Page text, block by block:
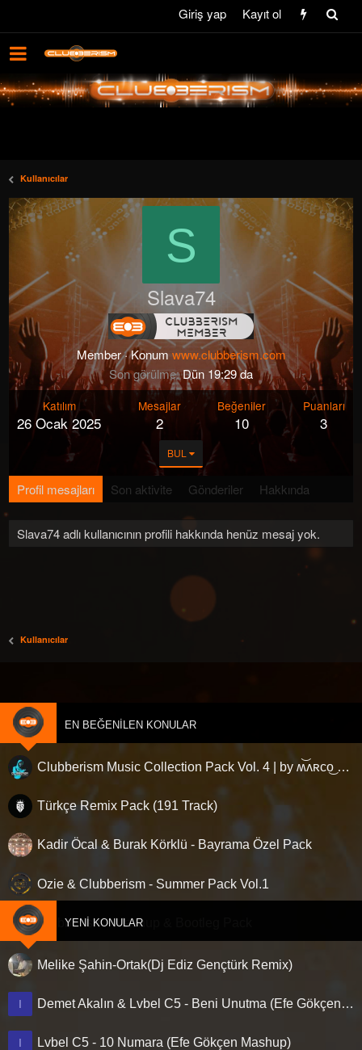
Giriş yap Kayıt ol
Kullanıcılar
S
Slava74
Member·Konum www.clubberism.com
Son görülme Dün 19:29 da
Katılım
26 Ocak 2025
Mesajlar
2
Beğeniler
10
Puanları
3
BUL
Profil mesajları Son aktivite Gönderiler Hakkında
Slava74 adlı kullanıcının profili hakkında henüz mesaj yok.
Kullanıcılar
EN BEĞENILEN KONULAR
Clubberism Music Collection Pack Vol. 4 | by ʍ͝ʌʀco͜ ʌɴϯσɴio ҇
Türkçe Remix Pack (191 Track)
Kadir Öcal & Burak Körklü - Bayrama Özel Pack
Ozie & Clubberism - Summer Pack Vol.1
Clubberism - Mashup & Bootleg Pack
YENI KONULAR
Melike Şahin-Ortak(Dj Ediz Gençtürk Remix)
I Demet Akalın & Lvbel C5 - Beni Unutma (Efe Gökçen Mashup)
I Lvbel C5 - 10 Numara (Efe Gökçen Mashup)